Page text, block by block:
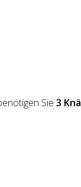
Sie 3 Knä